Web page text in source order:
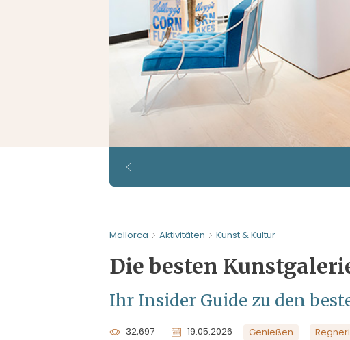
Mallorca Aktivitäten Kunst & Kultur
Die besten
Ihr Insider Guide zu den
32,697 19.05.2026 Genießen